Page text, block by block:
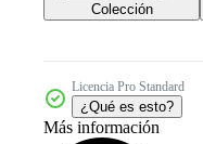
Colección
Licencia Pro Standard
¿Qué es esto?
Más información